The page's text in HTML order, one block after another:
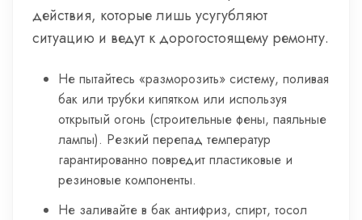
действия, которые лишь усугубляют
ситуацию и ведут к дорогостоящему ремонту.
Не пытайтесь «разморозить» систему, поливая
бак или трубки кипятком или используя
открытый огонь (строительные фены, паяльные
лампы). Резкий перепад температур
гарантированно повредит пластиковые и
резиновые компоненты.
Не заливайте в бак антифриз, спирт, тосол